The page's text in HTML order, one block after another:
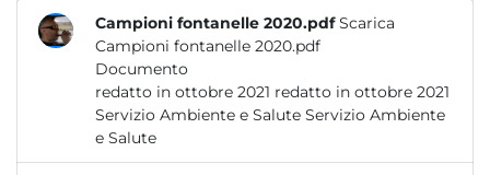
Campioni fontanelle 2020.pdf Scarica
Campioni fontanelle 2020.pdf
Documento
redatto in ottobre 2021 redatto in ottobre 2021
Servizio Ambiente e Salute Servizio Ambiente
e Salute